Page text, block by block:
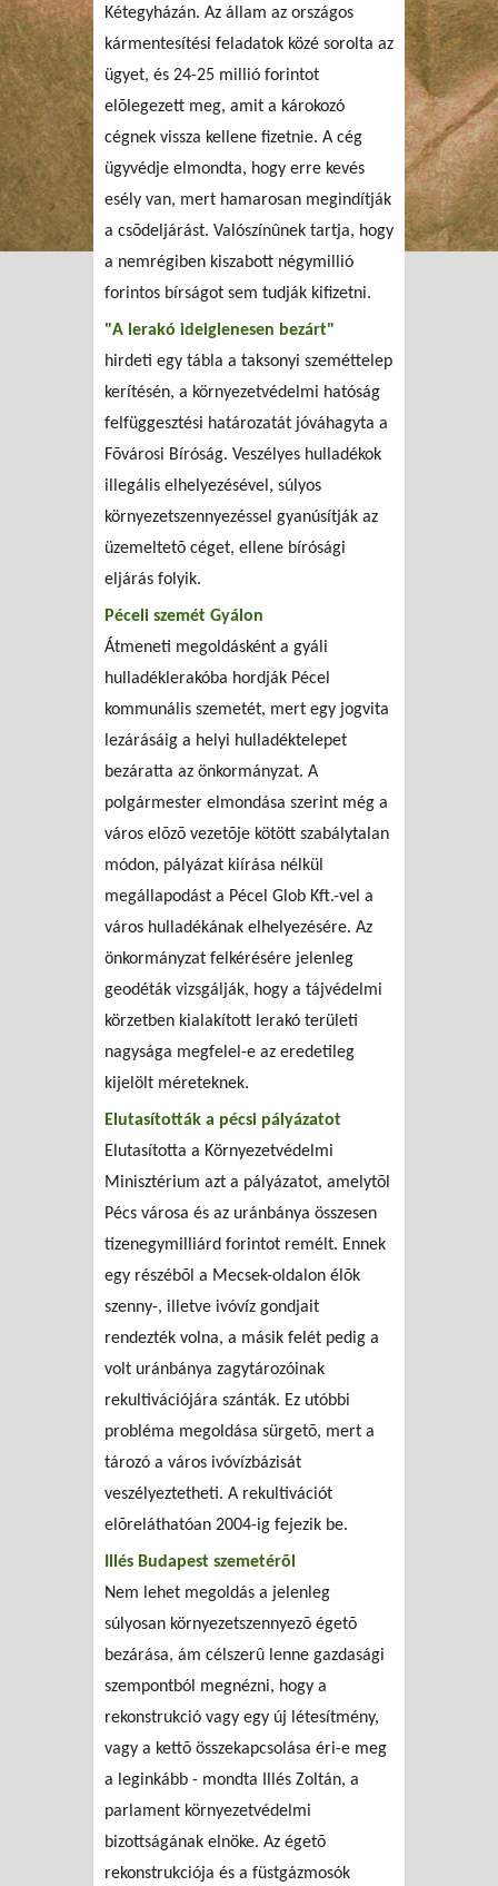
Kétegyházán. Az állam az országos
kármentesítési feladatok közé sorolta az
ügyet, és 24-25 millió forintot
elõlegezett meg, amit a károkozó
cégnek vissza kellene fizetnie. A cég
ügyvédje elmondta, hogy erre kevés
esély van, mert hamarosan megindítják
a csõdeljárást. Valószínûnek tartja, hogy
a nemrégiben kiszabott négymillió
forintos bírságot sem tudják kifizetni.
"A lerakó ideiglenesen bezárt"
hirdeti egy tábla a taksonyi szeméttelep
kerítésén, a környezetvédelmi hatóság
felfüggesztési határozatát jóváhagyta a
Fõvárosi Bíróság. Veszélyes hulladékok
illegális elhelyezésével, súlyos
környezetszennyezéssel gyanúsítják az
üzemeltetõ céget, ellene bírósági
eljárás folyik.
Péceli szemét Gyálon
Átmeneti megoldásként a gyáli
hulladéklerakóba hordják Pécel
kommunális szemetét, mert egy jogvita
lezárásáig a helyi hulladéktelepet
bezáratta az önkormányzat. A
polgármester elmondása szerint még a
város elõzõ vezetõje kötött szabálytalan
módon, pályázat kiírása nélkül
megállapodást a Pécel Glob Kft.-vel a
város hulladékának elhelyezésére. Az
önkormányzat felkérésére jelenleg
geodéták vizsgálják, hogy a tájvédelmi
körzetben kialakított lerakó területi
nagysága megfelel-e az eredetileg
kijelölt méreteknek.
Elutasították a pécsi pályázatot
Elutasította a Környezetvédelmi
Minisztérium azt a pályázatot, amelytõl
Pécs városa és az uránbánya összesen
tizenegymilliárd forintot remélt. Ennek
egy részébõl a Mecsek-oldalon élõk
szenny-, illetve ivóvíz gondjait
rendezték volna, a másik felét pedig a
volt uránbánya zagytározóinak
rekultivációjára szánták. Ez utóbbi
probléma megoldása sürgetõ, mert a
tározó a város ivóvízbázisát
veszélyeztetheti. A rekultivációt
elõreláthatóan 2004-ig fejezik be.
Illés Budapest szemetérõl
Nem lehet megoldás a jelenleg
súlyosan környezetszennyezõ égetõ
bezárása, ám célszerû lenne gazdasági
szempontból megnézni, hogy a
rekonstrukció vagy egy új létesítmény,
vagy a kettõ összekapcsolása éri-e meg
a leginkább - mondta Illés Zoltán, a
parlament környezetvédelmi
bizottságának elnöke. Az égetõ
rekonstrukciója és a füstgázmosók